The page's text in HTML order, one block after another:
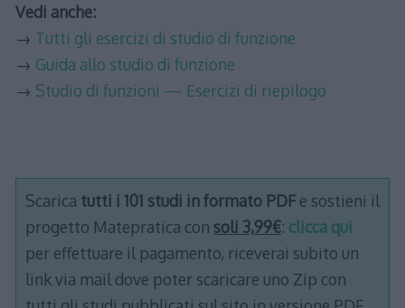
Vedi anche:
→ Tutti gli esercizi di studio di funzione
→ Guida allo studio di funzione
→ Studio di funzioni — Esercizi di riepilogo
Scarica tutti i 101 studi in formato PDFe sostieni il
progetto Matepratica con soli 3,99€: clicca qui
per effettuare il pagamento, riceverai subito un
link via mail dove poter scaricare uno Zip con